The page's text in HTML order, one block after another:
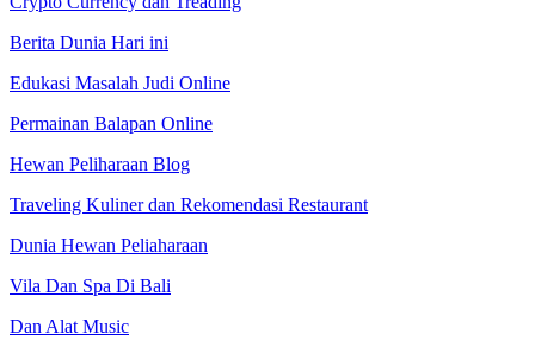
Berita Dunia Hari ini
Edukasi Masalah Judi Online
Permainan Balapan Online
Hewan Peliharaan Blog
Traveling Kuliner dan Rekomendasi Restaurant
Dunia Hewan Peliaharaan
Vila Dan Spa Di Bali
Dan Alat Music